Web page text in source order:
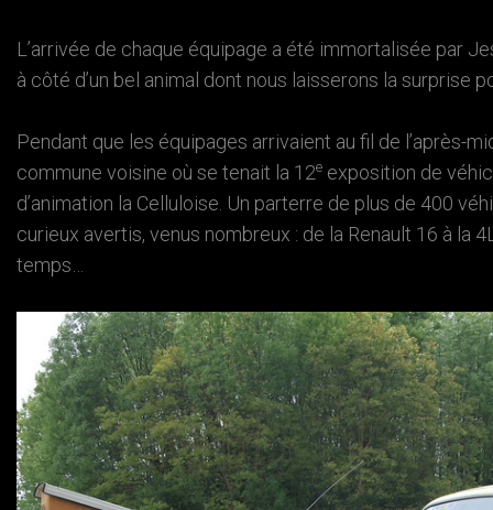
L’arrivée de chaque équipage a été immortalisée par
à côté d’un bel animal dont nous laisserons la surprise
Pendant que les équipages arrivaient au fil de l’après-
commune voisine où se tenait la 12e exposition de
d’animation la Celluloise. Un parterre de plus de 400
curieux avertis, venus nombreux : de la Renault 16 à la
temps…